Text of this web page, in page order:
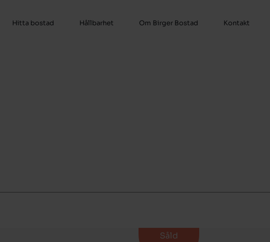
Kontakt
Om Birger Bostad
Hållbarhet
Hitta bostad
Såld